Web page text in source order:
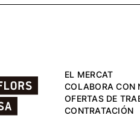
EL MERCAT
COLABORA CON
OFERTAS DE
CONTRATACIÓN